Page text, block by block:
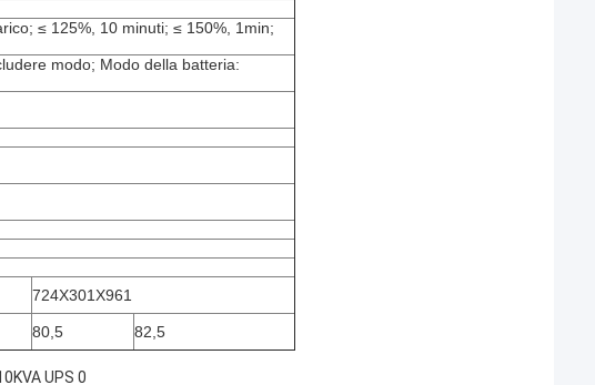
≤ 125%, 10 minuti; ≤ 150%, 1min;
modo; Modo della batteria:
724X301X961
80,5 82,5